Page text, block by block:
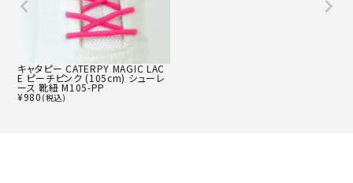
キャタピー CATERPY MAGIC LAC
E ピーチピンク (105cm) シューレ
ース 靴紐 M105-PP
¥980(税込)